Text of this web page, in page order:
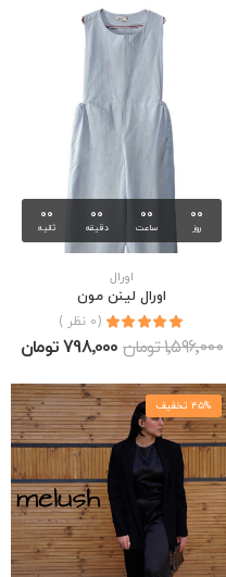
00
روز
00
ساعت
00
دقیقه
00
ثانیه
اورال
اورال لینن مون
(0 نظر )
1٬596٬000 تومان 798٬000 تومان
45% تخفیف